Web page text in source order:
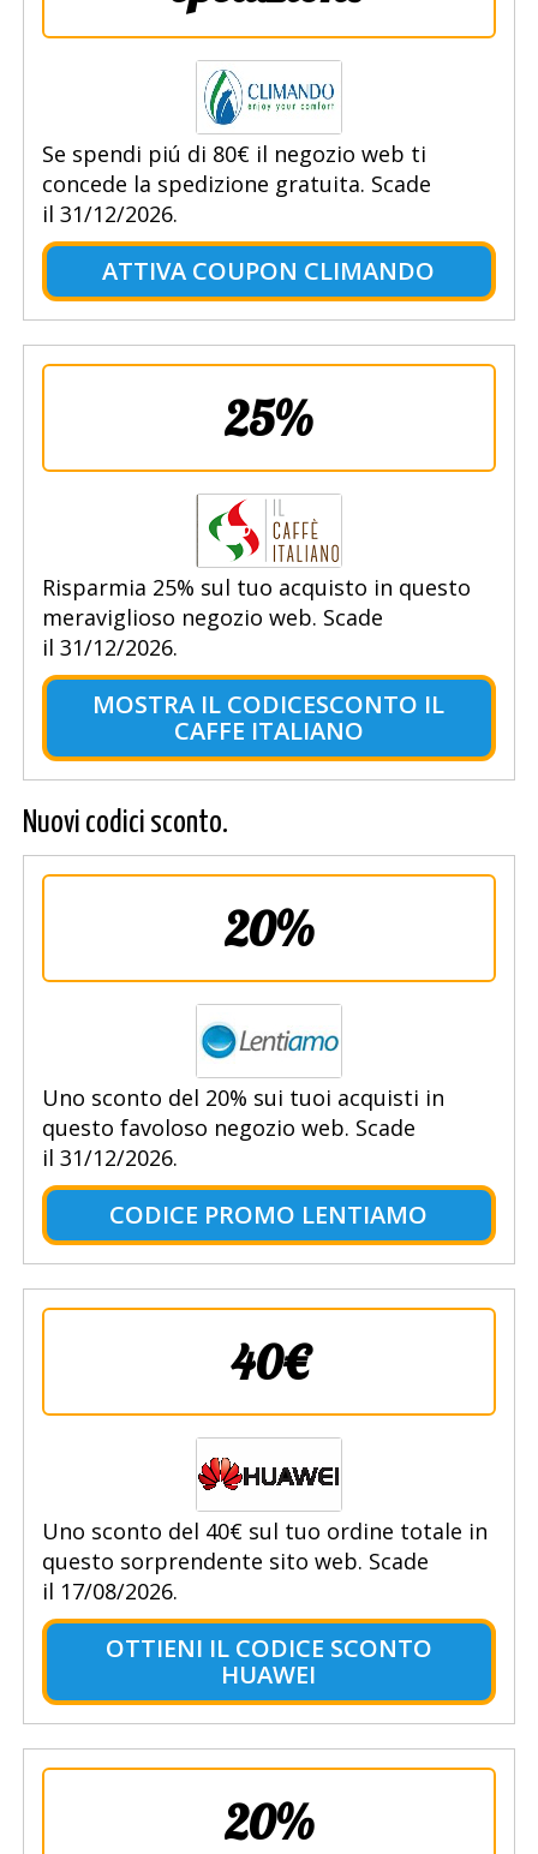
Se spendi piú di 80€ il negozio web ti
concede la spedizione gratuita. Scade
il 31/12/2026.
ATTIVA COUPON CLIMANDO
25%
Risparmia 25% sul tuo acquisto in questo
meraviglioso negozio web. Scade
il 31/12/2026.
MOSTRA IL CODICESCONTO IL
CAFFE ITALIANO
Nuovi codici sconto.
20%
Uno sconto del 20% sui tuoi acquisti in
questo favoloso negozio web. Scade
il 31/12/2026.
CODICE PROMO LENTIAMO
40€
Uno sconto del 40€ sul tuo ordine totale in
questo sorprendente sito web. Scade
il 17/08/2026.
OTTIENI IL CODICE SCONTO
HUAWEI
20%